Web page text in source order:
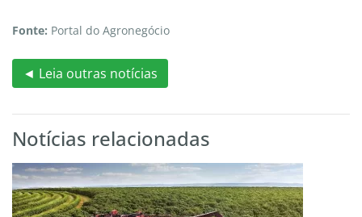
Fonte: Portal do Agronegócio
◄ Leia outras notícias
Notícias relacionadas